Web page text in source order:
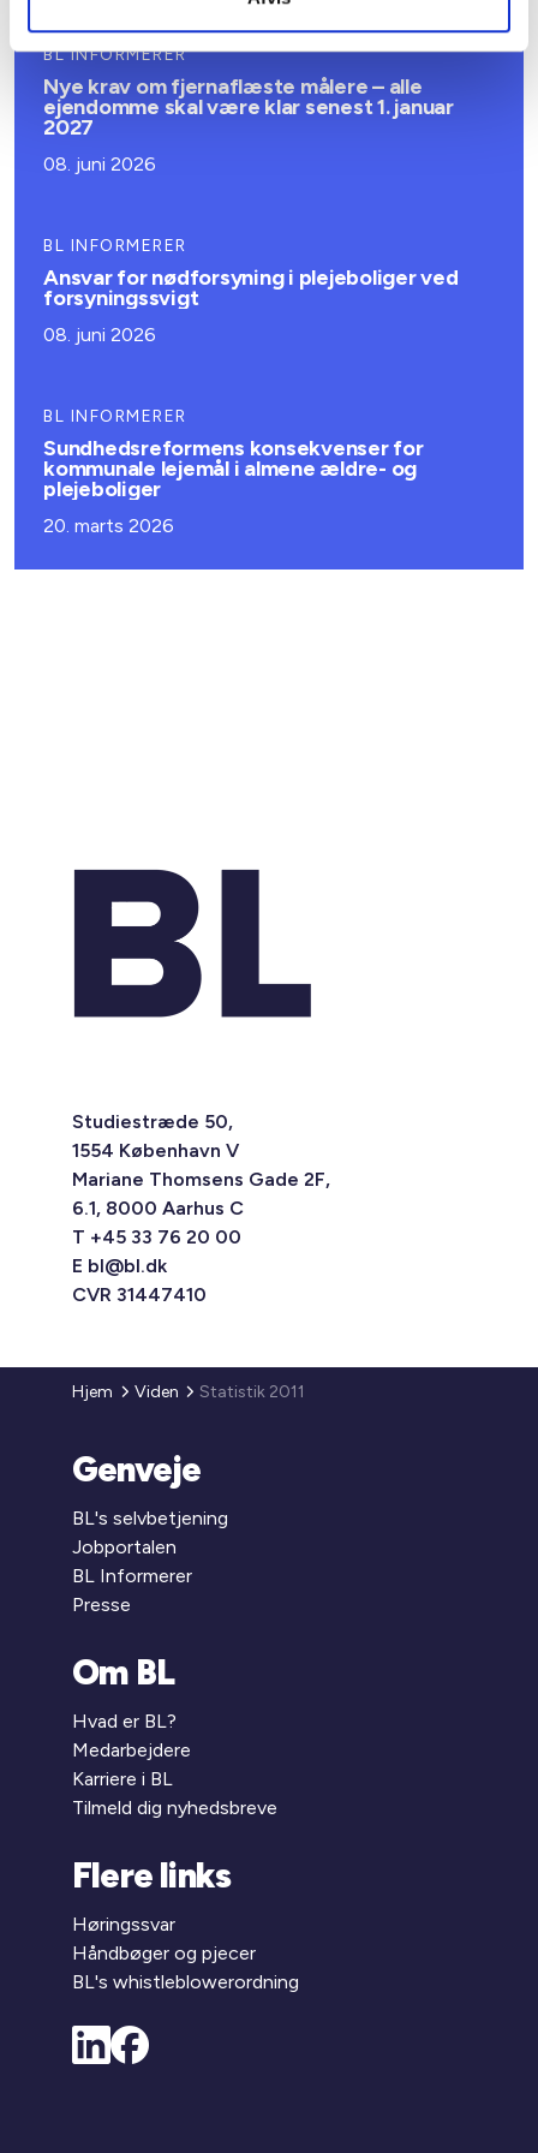
BL INFORMERER
Nye krav om fjernaflæste målere – alle
ejendomme skal være klar senest 1. januar
2027
08. juni 2026
BL INFORMERER
Ansvar for nødforsyning i plejeboliger ved
forsyningssvigt
08. juni 2026
BL INFORMERER
Sundhedsreformens konsekvenser for
kommunale lejemål i almene ældre- og
plejeboliger
20. marts 2026
Studiestræde 50,
1554 København V
Mariane Thomsens Gade 2F,
6.1, 8000 Aarhus C
T +45 33 76 20 00
E bl@bl.dk
CVR 31447410
Hjem Viden Statistik 2011
Genveje
BL's selvbetjening
Jobportalen
BL Informerer
Presse
Om BL
Hvad er BL?
Medarbejdere
Karriere i BL
Tilmeld dig nyhedsbreve
Flere links
Høringssvar
Håndbøger og pjecer
BL's whistleblowerordning